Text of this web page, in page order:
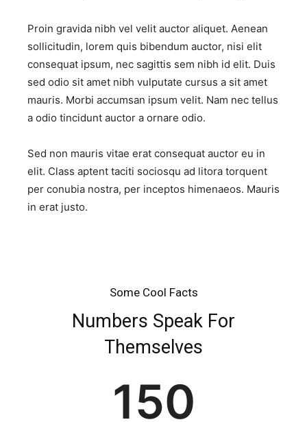
Proin gravida nibh vel velit auctor aliquet. Aenean
sollicitudin, lorem quis bibendum auctor, nisi elit
consequat ipsum, nec sagittis sem nibh id elit. Duis
sed odio sit amet nibh vulputate cursus a sit amet
mauris. Morbi accumsan ipsum velit. Nam nec tellus
a odio tincidunt auctor a ornare odio.
Sed non mauris vitae erat consequat auctor eu in
elit. Class aptent taciti sociosqu ad litora torquent
per conubia nostra, per inceptos himenaeos. Mauris
in erat justo.
Some Cool Facts
Numbers Speak For
Themselves
150